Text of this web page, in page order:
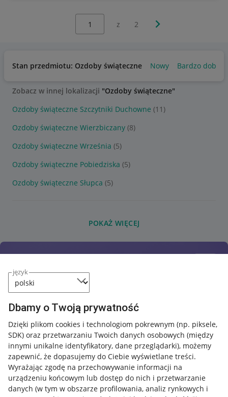
język
Dbamy o Twoją prywatność
Dzięki plikom cookies i technologiom pokrewnym (np. piksele,
SDK) oraz przetwarzaniu Twoich danych osobowych (między
innymi unikalne identyfikatory, dane przeglądarki), możemy
zapewnić, że dopasujemy do Ciebie wyświetlane treści.
Wyrażając zgodę na przechowywanie informacji na
urządzeniu końcowym lub dostęp do nich i przetwarzanie
danych (w tym w obszarze profilowania, analiz rynkowych i
z 2 Następna strona
Stan przedmiotu: Ozdoby świąteczne Nowy Bardzo dobry
Zobacz w innej lokalizacji "Ozdoby świąteczne"
Ozdoby świąteczne Szczytniki Duchowne (11)
Ozdoby świąteczne Wierzbiczany (8)
Ozdoby świąteczne Września (5)
Ozdoby świąteczne Pobiedziska (5)
Ozdoby świąteczne Słupca (5)
POKAŻ WIĘCEJ